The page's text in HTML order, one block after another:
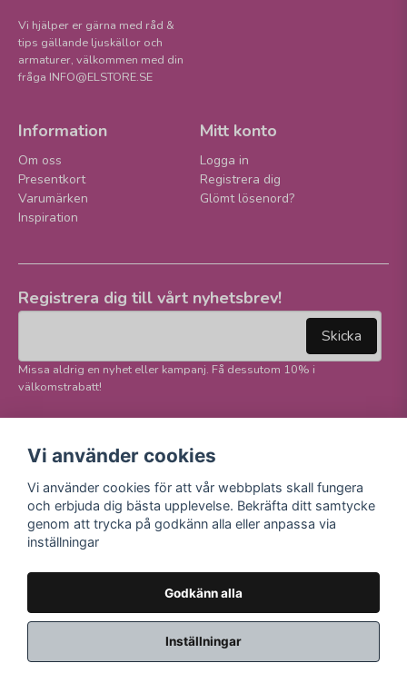
Vi hjälper er gärna med råd &
tips gällande ljuskällor och
armaturer, välkommen med din
fråga INFO@ELSTORE.SE
Information
Om oss
Presentkort
Varumärken
Inspiration
Mitt konto
Logga in
Registrera dig
Glömt lösenord?
Registrera dig till vårt nyhetsbrev!
Skicka
Missa aldrig en nyhet eller kampanj. Få dessutom 10% i
välkomstrabatt!
sociala medier!
Facebook
Instagram
Youtube
E-handel
Vi använder cookies
Vi använder cookies för att vår webbplats skall fungera
och erbjuda dig bästa upplevelse. Bekräfta ditt samtycke
genom att trycka på godkänn alla eller anpassa via
inställningar
Godkänn alla
Inställningar